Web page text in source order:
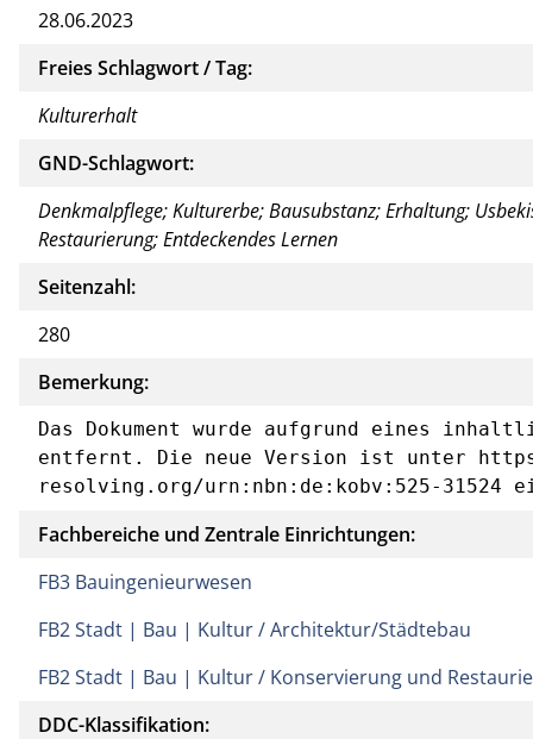
28.06.2023
Freies Schlagwort / Tag:
Kulturerhalt
GND-Schlagwort:
Denkmalpflege; Kulturerbe; Bausubstanz; Erhaltung;
Restaurierung; Entdeckendes Lernen
Seitenzahl:
280
Bemerkung:
Das Dokument wurde aufgrund eines
entfernt. Die neue Version ist unter
resolving.org/urn:nbn:de:kobv:525-31524
Fachbereiche und Zentrale Einrichtungen:
FB3 Bauingenieurwesen
FB2 Stadt | Bau | Kultur / Architektur/Städtebau
FB2 Stadt | Bau | Kultur / Konservierung und
DDC-Klassifikation: